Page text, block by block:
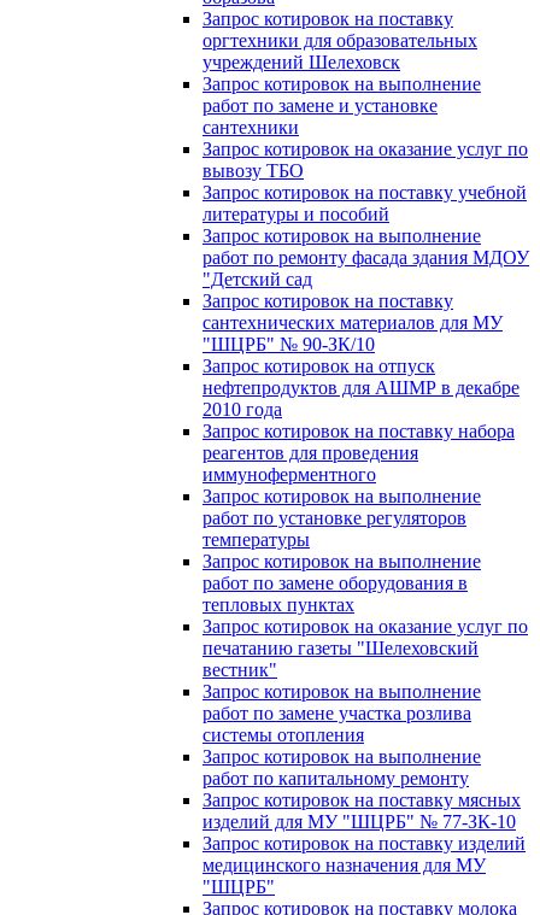
Запрос котировок на поставку
оргтехники для образовательных
учреждений Шелеховск
Запрос котировок на выполнение
работ по замене и установке
сантехники
Запрос котировок на оказание услуг по
вывозу ТБО
Запрос котировок на поставку учебной
литературы и пособий
Запрос котировок на выполнение
работ по ремонту фасада здания МДОУ
"Детский сад
Запрос котировок на поставку
сантехнических материалов для МУ
"ШЦРБ" № 90-ЗК/10
Запрос котировок на отпуск
нефтепродуктов для АШМР в декабре
2010 года
Запрос котировок на поставку набора
реагентов для проведения
иммуноферментного
Запрос котировок на выполнение
работ по установке регуляторов
температуры
Запрос котировок на выполнение
работ по замене оборудования в
тепловых пунктах
Запрос котировок на оказание услуг по
печатанию газеты "Шелеховский
вестник"
Запрос котировок на выполнение
работ по замене участка розлива
системы отопления
Запрос котировок на выполнение
работ по капитальному ремонту
Запрос котировок на поставку мясных
изделий для МУ "ШЦРБ" № 77-ЗК-10
Запрос котировок на поставку изделий
медицинского назначения для МУ
"ШЦРБ"
Запрос котировок на поставку молока